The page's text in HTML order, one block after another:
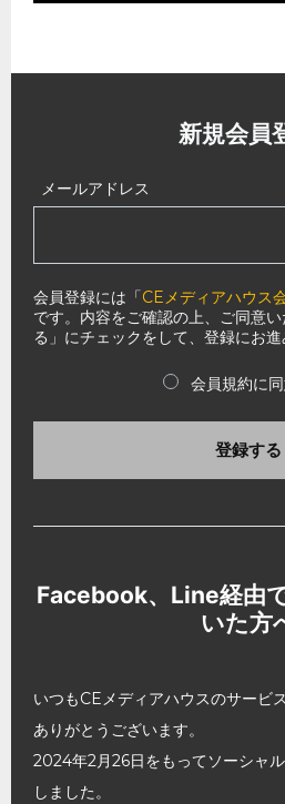
新規会員
メールアドレス
会員登録には「CEメディアハウス
です。内容をご確認の上、ご同意
る」にチェックをして、登録にお進
会員規約に
登録する
Facebook、Line経由
いた方
いつもCEメディアハウスのサービ
ありがとうございます。
2024年2月26日をもってソーシャ
しました。